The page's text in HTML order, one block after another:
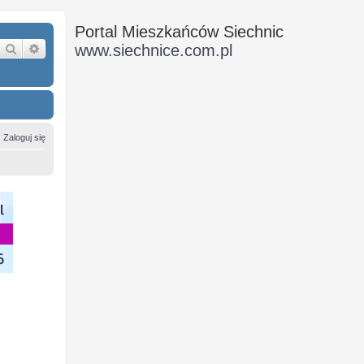
Szukaj Wyszukiwanie zaawansowane
Zaloguj się
Portal Mieszkańców Siechnic
www.siechnice.com.pl